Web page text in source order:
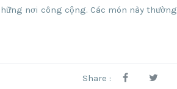
nơi công cộng. Các món này thường
Share :